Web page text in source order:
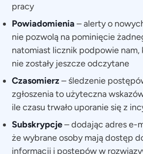
pracy
Powiadomienia – alerty o
nie pozwolą na pominięcie
natomiast licznik podpowie
nie zostały jeszcze odczytane
Czasomierz – śledzenie
zgłoszenia to użyteczna
ile czasu trwało uporanie się z
Subskrypcje– dodając adres e-
że wybrane osoby mają dostęp
informacji i postępów w